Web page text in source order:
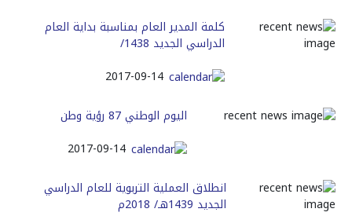
كلمة المدير العام بمناسبة بداية العام
الدراسي الجديد 1438/
2017-09-14
اليوم الوطني 87 رؤية وطن
2017-09-14
انطلاق العملية التربوية للعام الدراسي
الجديد 1439هـ/ 2018م